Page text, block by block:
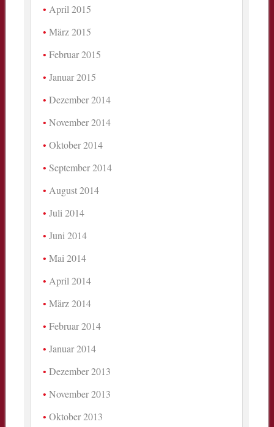
April 2015
März 2015
Februar 2015
Januar 2015
Dezember 2014
November 2014
Oktober 2014
September 2014
August 2014
Juli 2014
Juni 2014
Mai 2014
April 2014
März 2014
Februar 2014
Januar 2014
Dezember 2013
November 2013
Oktober 2013